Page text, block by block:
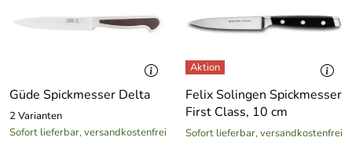
Güde Spickmesser Delta
2 Varianten
Sofort lieferbar, versandkostenfrei
Felix Solingen Spickmesser
First Class, 10 cm
Sofort lieferbar, versandkostenfrei